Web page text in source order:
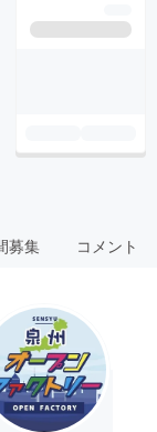
募集 コメント